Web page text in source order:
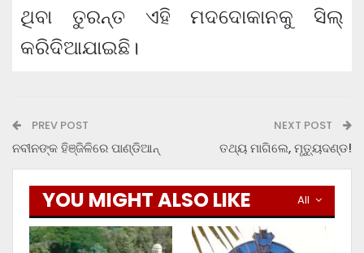
ଥିବା ତୁରନ୍ତ ଏହି ମଦଦୋକାନକୁ ସିଲ୍‍
କରିଦିଆଯାଇଛି।
PREV POST
ନବୀନଙ୍କ ହିଞ୍ଜିଳିରେ ପାଣ୍ଡିଆନ୍
NEXT POST
ତଥ୍ୟ ମାଗିଲେ, ମୃତ୍ୟୁଦଣ୍ଡ!
All
YOU MIGHT ALSO LIKE